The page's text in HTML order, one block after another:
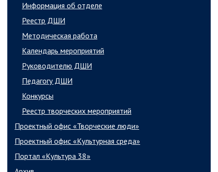
Информация об отделе
Реестр ДШИ
Методическая работа
Календарь мероприятий
Руководителю ДШИ
Педагогу ДШИ
Конкурсы
Реестр творческих мероприятий
Проектный офис «Творческие люди»
Проектный офис «Культурная среда»
Портал «Культура 38»